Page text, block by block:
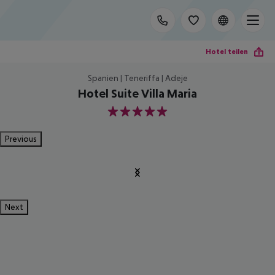
Hotel teilen
Spanien | Teneriffa | Adeje
Hotel Suite Villa Maria
5
Previous
Next